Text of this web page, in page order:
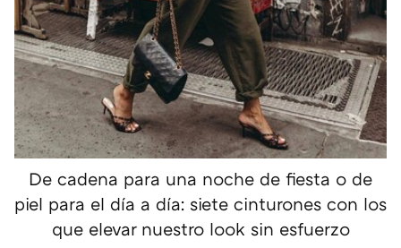
De cadena para una noche de fiesta o de
piel para el día a día: siete cinturones con los
que elevar nuestro look sin esfuerzo